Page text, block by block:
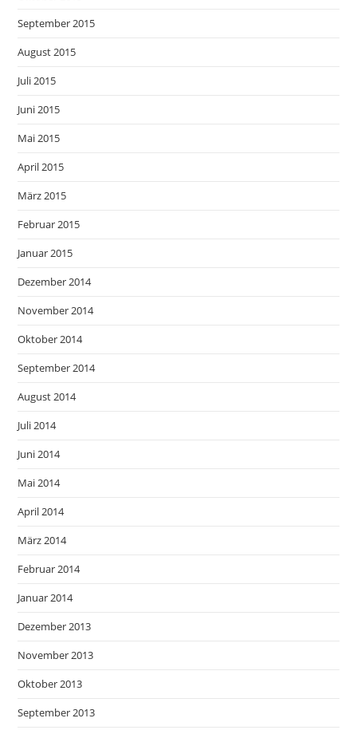
September 2015
August 2015
Juli 2015
Juni 2015
Mai 2015
April 2015
März 2015
Februar 2015
Januar 2015
Dezember 2014
November 2014
Oktober 2014
September 2014
August 2014
Juli 2014
Juni 2014
Mai 2014
April 2014
März 2014
Februar 2014
Januar 2014
Dezember 2013
November 2013
Oktober 2013
September 2013